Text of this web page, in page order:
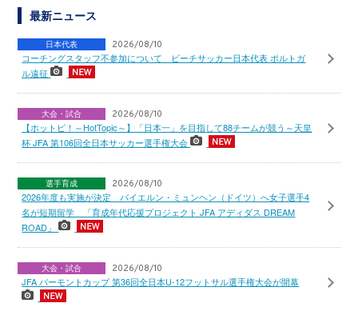
最新ニュース
日本代表 2026/08/10
コーチングスタッフ不参加について ビーチサッカー日本代表 ポルトガ
ル遠征
大会・試合 2026/08/10
【ホットピ！～HotTopic～】「日本一」を目指して88チームが競う～天皇
杯 JFA 第106回全日本サッカー選手権大会
選手育成 2026/08/10
2026年度も実施が決定 バイエルン・ミュンヘン（ドイツ）へ女子選手4
名が短期留学 「育成年代応援プロジェクト JFA アディダス DREAM
ROAD」
大会・試合 2026/08/10
JFA バーモントカップ 第36回全日本U-12フットサル選手権大会が開幕